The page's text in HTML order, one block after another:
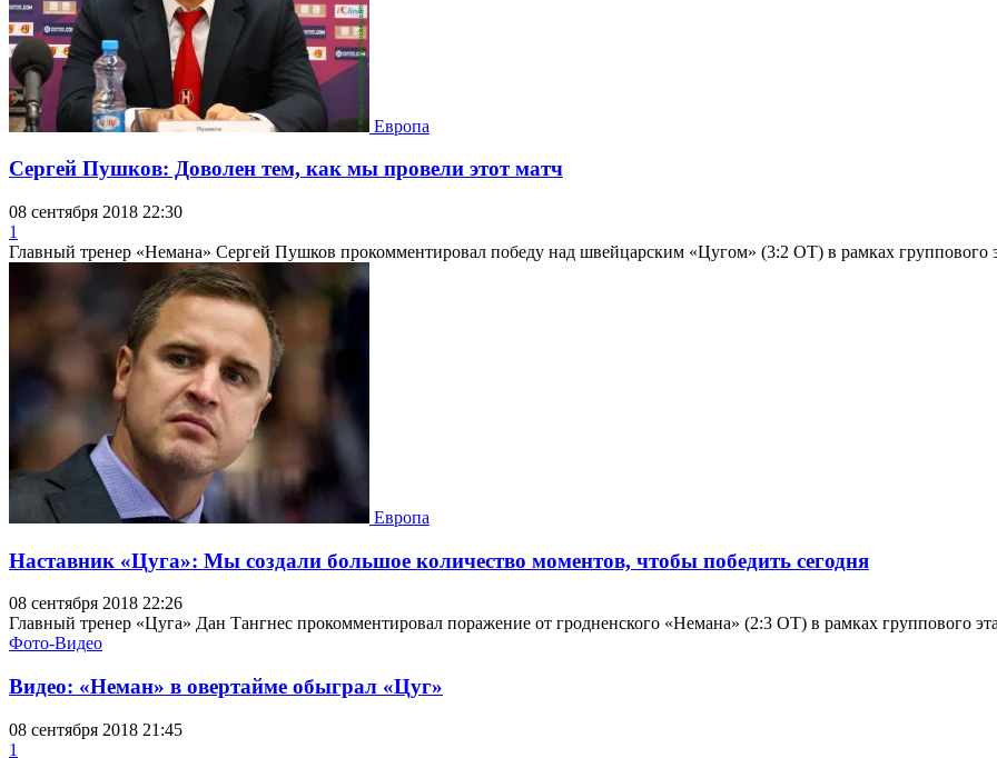
Европа
Сергей Пушков: Доволен тем, как мы провели этот матч
08 сентября 2018 22:30
1
Главный тренер «Немана» Сергей Пушков прокомментировал победу над швейцарским «Цугом» (3:2 ОТ) в рамках группового
Европа
Наставник «Цуга»: Мы создали большое количество моментов, чтобы победить сегодня
08 сентября 2018 22:26
Главный тренер «Цуга» Дан Тангнес прокомментировал поражение от гродненского «Немана» (2:3 ОТ) в рамках группового
Фото-Видео
Видео: «Неман» в овертайме обыграл «Цуг»
08 сентября 2018 21:45
1